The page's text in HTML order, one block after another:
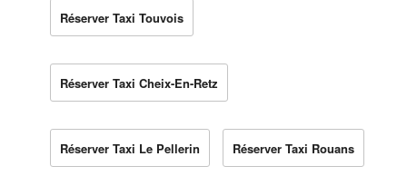
Réserver Taxi Touvois
Réserver Taxi Cheix-En-Retz
Réserver Taxi Le Pellerin Réserver Taxi Rouans